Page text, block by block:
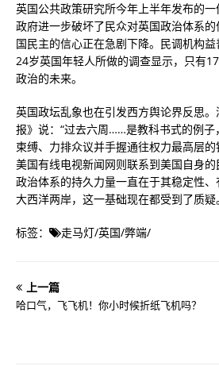
英国公共政策研究所今年上半年发布的
政府进一步破坏了民众对英国政治体系
国民主的信心正在急剧下降。民调机构
24岁英国年轻人所做的调查显示，只有
政治的未来。
英国政坛乱象也在引发西方舆论界反思
报》说：“过去六周……是教科书式的例
束缚、力排众议并手握通往权力最高层
美国有线电视新闻网则联系到美国自身
政治体系的持久力量一直在于其稳定性
大西洋两岸，这一基础现在都受到了质疑
标签： 走马灯/英国/弊端/
上一篇
哈口气，飞飞机！你小时候折纸飞机吗？